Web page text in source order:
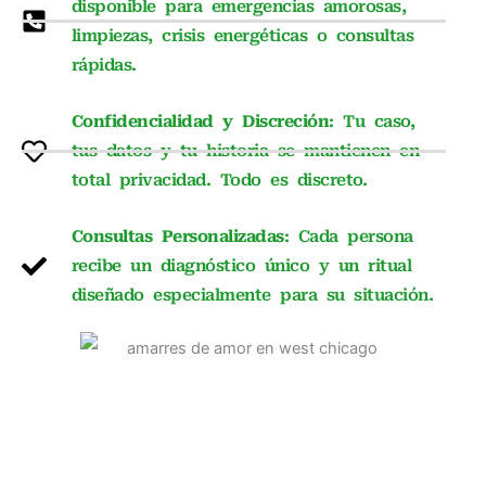
disponible para emergencias amorosas,
limpiezas, crisis energéticas o consultas
rápidas.
Confidencialidad y Discreción: Tu caso,
tus datos y tu historia se mantienen en
total privacidad. Todo es discreto.
Consultas Personalizadas: Cada persona
recibe un diagnóstico único y un ritual
diseñado especialmente para su situación.